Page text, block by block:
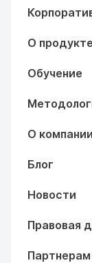
О продукте
Обучение
О компании
Блог
Новости
Правовая
Партнерам